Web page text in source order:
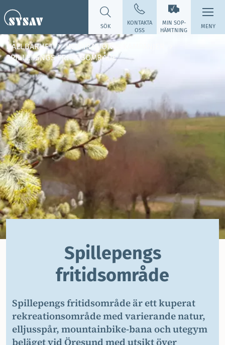
MIN SOP­
HÄMTNING
SÖK
KONTAKTA
OSS
MENY
HÅLLBARHET
INSPIRATION & KAMPANJER
SPILLEPENGS FRITIDSOMRÅDE
Spillepengs
fritidsområde
Spillepengs fritidsområde är ett kuperat
rekreationsområde med varierande natur,
elljusspår, mountainbike-bana och utegym
beläget vid Öresund med utsikt över